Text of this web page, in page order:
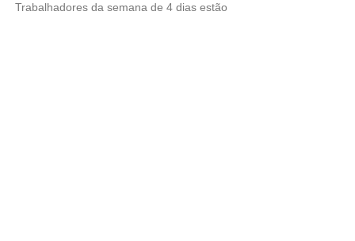
Trabalhadores da semana de 4 dias estão